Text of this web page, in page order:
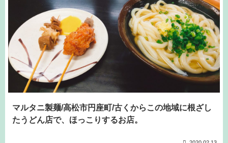
マルタニ製麺/高松市円座町/古くからこの地域に根ざし
たうどん店で、ほっこりするお店。